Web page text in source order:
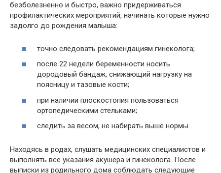
безболезненно и быстро, важно придерживаться
профилактических мероприятий, начинать которые нужно
задолго до рождения малыша:
точно следовать рекомендациям гинеколога;
после 22 недели беременности носить
дородовый бандаж, снижающий нагрузку на
поясницу и тазовые кости;
при наличии плоскостопия пользоваться
ортопедическими стельками;
следить за весом, не набирать выше нормы.
Находясь в родах, слушать медицинских специалистов и
выполнять все указания акушера и гинеколога. После
выписки из родильного дома соблюдать следующие